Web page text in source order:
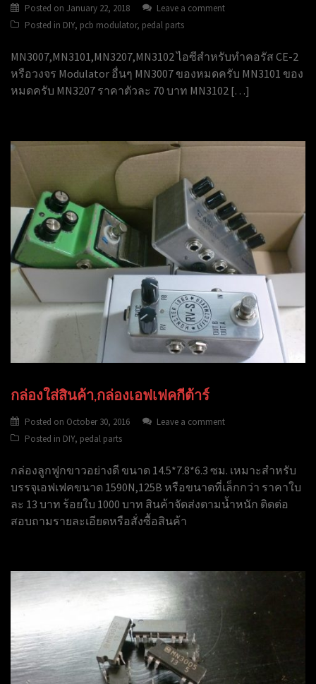
Posted on January 22, 2018
Leave a comment
Posted in DIY, pcb modulator, pedal parts
MN3007,MN3101,MN3207,MN3102 ไอซีสำหรับทำคอรัส CE-2
หรือวงจร Modulator อื่นๆ MN3007 ของหมดครับ MN3101 ของ
หมดครับ MN3207 ราคาตัวละ 70 บาท MN3102 […]
กล่องใส่สินค้า,กล่องเอฟเฟคกีต้าร์
Posted on October 30, 2016
Leave a comment
Posted in DIY, pedal parts
กล่องลูกฟูกขาวอย่างดี ขนาด 14.5*7.8*6.3 ซม. เหมาะสำหรับ
บรรจุเอฟเฟคขนาด 1590N,125B หรือขนาดที่เล็กกว่า ราคาใบ
ละ 13 บาท ร้อยใบ 1000 บาท สินค้าจัดส่งตามน้ำหนัก ติดต่อ
สอบถามรายละเอียดหรือสั่งซื้อสินค้า